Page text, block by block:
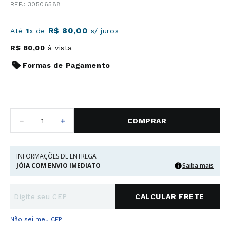
: 30506588
Até1x de R$ 80,00 s/ juros
R$ 80,00 à vista
Formas de Pagamento
＋
－ COMPRAR
INFORMAÇÕES DE ENTREGA
JÓIA COM ENVIO IMEDIATO
Saiba mais
Não sei meu CEP
7º
Casamento
9º
Pingente
10 º Corrente